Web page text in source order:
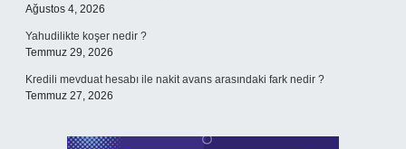
Ağustos 4, 2026
Yahudilikte koşer nedir ?
Temmuz 29, 2026
Kredili mevduat hesabı ile nakit avans arasındaki fark nedir ?
Temmuz 27, 2026